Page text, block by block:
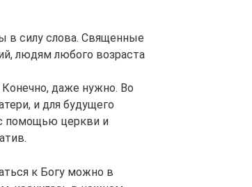
в силу слова. Священные
людям любого возраста
даже нужно. Во
и для будущего
помощью церкви и
к Богу можно в